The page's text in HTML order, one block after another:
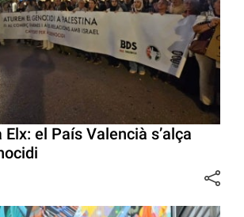
Elx: el País Valencià s’alça